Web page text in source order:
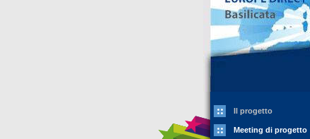
Il progetto
Meeting di progetto